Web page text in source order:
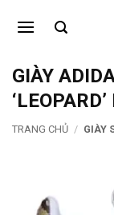
qua
dungGIÀY
TRANG CHỦ / GIÀY